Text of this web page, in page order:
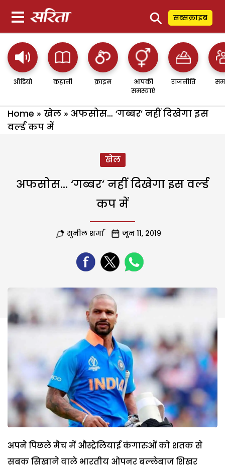
⚲ सब्सक्राइब
ऑडियो कहानी क्राइम
आपकी
समस्याएं
राजनीति
Home » खेल » अफसोस… ‘गब्बर’ नहीं दिखेगा इस
वर्ल्ड कप में
खेल
अफसोस… ‘गब्बर’ नहीं दिखेगा इस वर्ल्ड
कप में
सुनील शर्मा जून 11, 2019
अपने पिछले मैच में औस्ट्रेलियाई कंगारुओं को शतक से
सबक सिखाने वाले भारतीय ओपनर बल्लेबाज शिखर